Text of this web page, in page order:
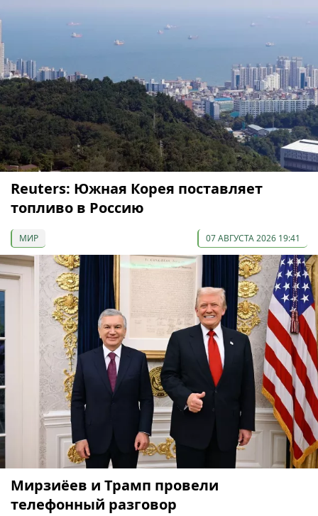
Reuters: Южная Корея поставляет
топливо в Россию
МИР 07 АВГУСТА 2026 19:41
Мирзиёев и Трамп провели
телефонный разговор